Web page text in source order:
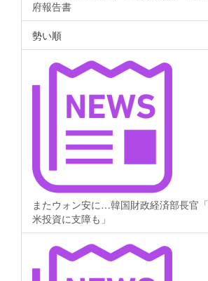
府報告書
勢い順
またウォン安に…韓国財政経済部長官
米投資に支障も」